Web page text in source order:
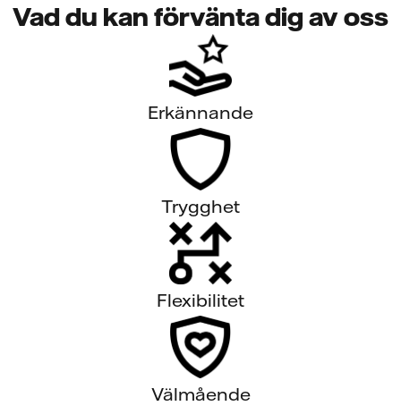
Vad du kan förvänta dig av oss
Erkännande
Trygghet
Flexibilitet
Välmående